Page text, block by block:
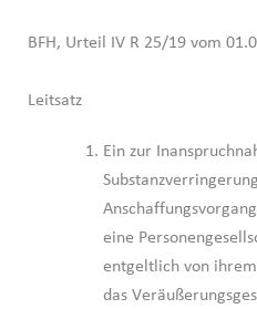
BFH, Urteil IV R 25/19 vom
Leitsatz
Ein zur
eine
entgeltlich von
das